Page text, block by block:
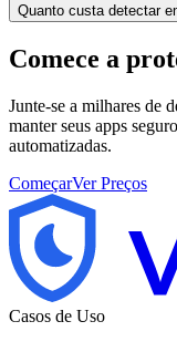
Quanto custa detectar
Comece a
Junte-se a milhares de
manter seus apps
automatizadas.
ComeçarVer Preços
Casos de Uso